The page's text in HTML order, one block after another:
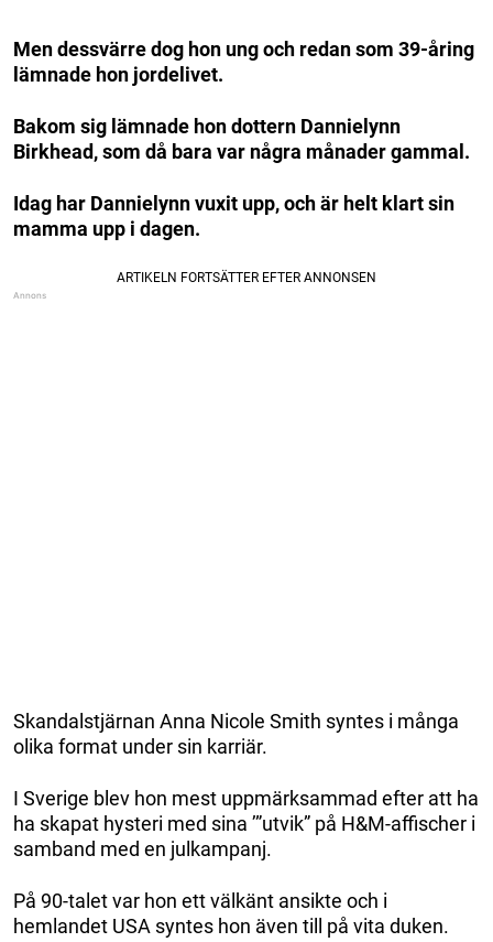
Men dessvärre dog hon ung och redan som 39-åring
lämnade hon jordelivet.
Bakom sig lämnade hon dottern Dannielynn
Birkhead, som då bara var några månader gammal.
Idag har Dannielynn vuxit upp, och är helt klart sin
mamma upp i dagen.
Skandalstjärnan Anna Nicole Smith syntes i många
olika format under sin karriär.
I Sverige blev hon mest uppmärksammad efter att ha
ha skapat hysteri med sina ’”utvik” på H&M-affischer i
samband med en julkampanj.
På 90-talet var hon ett välkänt ansikte och i
hemlandet USA syntes hon även till på vita duken.